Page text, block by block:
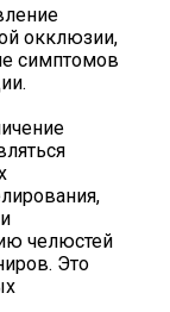
окклюзии,
симптомов
челюстей
Это